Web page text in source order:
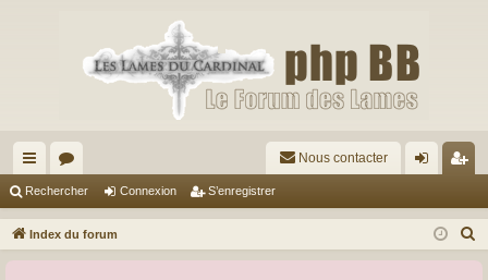
cc
ès
or
u
Nous contacter
ne nr
Rechercher Connexion S’enregistrer
Index du forum